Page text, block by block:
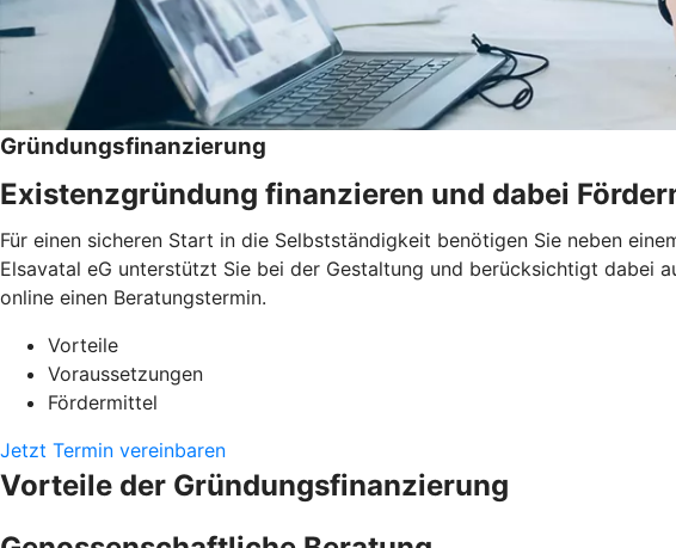
Gründungsfinanzierung
Existenzgründung finanzieren und dabei
Für einen sicheren Start in die Selbstständigkeit benötigen Sie neben
Elsavatal eG unterstützt Sie bei der Gestaltung und berücksichtigt dabei
online einen Beratungstermin.
Vorteile
Voraussetzungen
Fördermittel
Jetzt Termin vereinbaren
Vorteile der Gründungsfinanzierung